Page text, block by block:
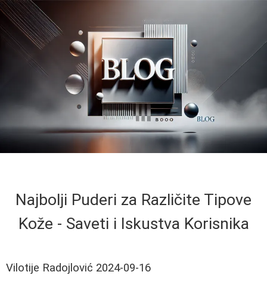
Najbolji Puderi za Različite Tipove
Kože - Saveti i Iskustva Korisnika
Vilotije Radojlović 2024-09-16